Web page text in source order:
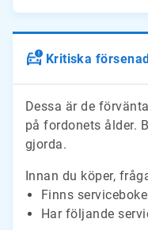
Kritiska
Dessa är de
på fordonets ålder.
gjorda.
Innan du köper,
Finns
Har följande